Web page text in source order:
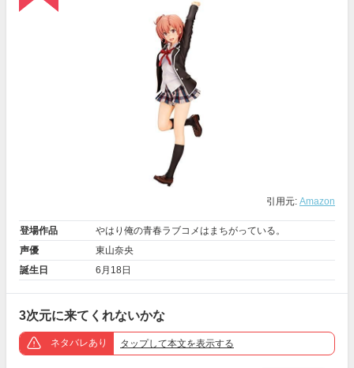
引用元: Amazon
登場作品
やはり俺の青春ラブコメはまちがっている。
声優
東山奈央
誕生日
6月18日
3次元に来てくれないかな
ネタバレあり タップして本文を表示する